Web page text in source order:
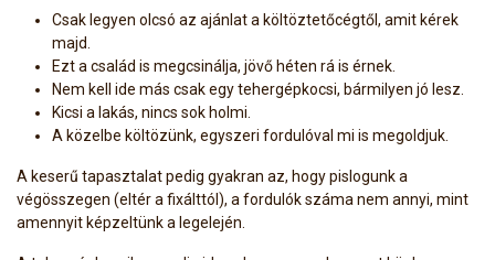
Csak legyen olcsó az ajánlat a költöztetőcégtől, amit kérek
majd.
Ezt a család is megcsinálja, jövő héten rá is érnek.
Nem kell ide más csak egy tehergépkocsi, bármilyen jó lesz.
Kicsi a lakás, nincs sok holmi.
A közelbe költözünk, egyszeri fordulóval mi is megoldjuk.
A keserű tapasztalat pedig gyakran az, hogy pislogunk a
végösszegen (eltér a fixálttól), a fordulók száma nem annyi, mint
amennyit képzeltünk a legelején.